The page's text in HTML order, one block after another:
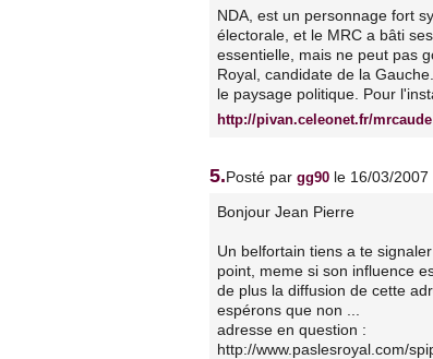
NDA, est un personnage fort
électorale, et le MRC a bâti
essentielle, mais ne peut pas
Royal, candidate de la
le paysage politique. Pour
http://pivan.celeonet.fr/mrcaude
5.Posté par gg90 le 16/03/2007
Bonjour Jean Pierre
Un belfortain tiens a te
point, meme si son influence
de plus la diffusion de cette
espérons que non ...
adresse en question :
http://www.paslesroyal.com/